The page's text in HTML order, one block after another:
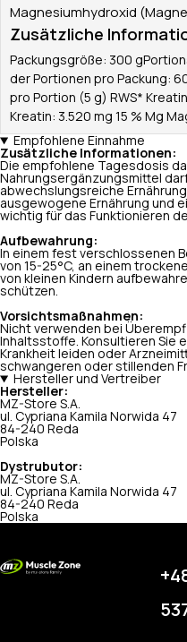
Magnesiumhydroxid
Zusätzliche
Packungsgröße: 300
der Portionen pro Packung:
pro Portion (5 g) RWS*
Kreatin: 3.520 mg 15 % Mg
Empfohlene Einnahme
Zusätzliche Informationen:
Die empfohlene Tagesdosis
Nahrungsergänzungsmittel
abwechslungsreiche
ausgewogene Ernährung und
wichtig für das Funktionieren
Aufbewahrung:
In einem fest verschlossenen
von 15-25°C, an einem
von kleinen Kindern
schützen.
Vorsichtsmaßnahmen:
Nicht verwenden bei
Inhaltsstoffe. Konsultieren Sie
Krankheit leiden oder
schwangeren oder stillenden
Hersteller und Vertreiber
Hersteller:
MZ-Store S.A.
ul. Cypriana Kamila Norwida 47
84-240 Reda
Polska
Dystrubutor:
MZ-Store S.A.
ul. Cypriana Kamila Norwida 47
84-240 Reda
Polska